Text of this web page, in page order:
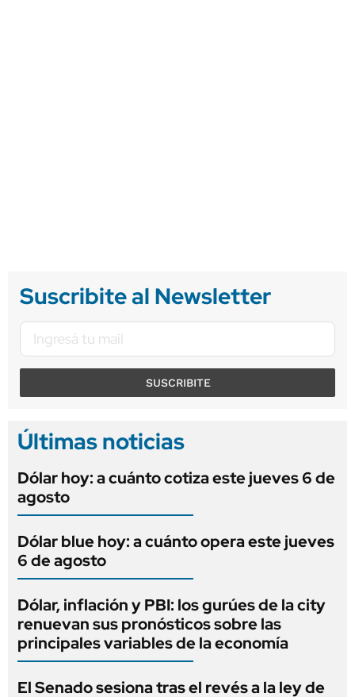
Suscribite al Newsletter
SUSCRIBITE
Últimas noticias
Dólar hoy: a cuánto cotiza este jueves 6 de
agosto
Dólar blue hoy: a cuánto opera este jueves
6 de agosto
Dólar, inflación y PBI: los gurúes de la city
renuevan sus pronósticos sobre las
principales variables de la economía
El Senado sesiona tras el revés a la ley de